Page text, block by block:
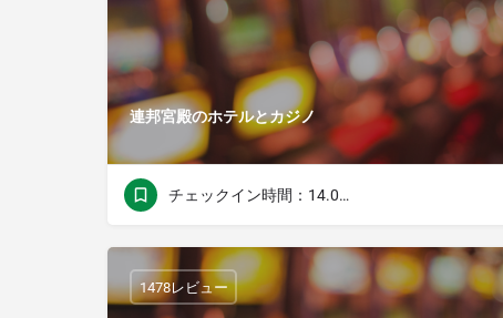
連邦宮殿のホテルとカジノ
チェックイン時間：14.00チェックアウト時間：11.00
1478レビュー